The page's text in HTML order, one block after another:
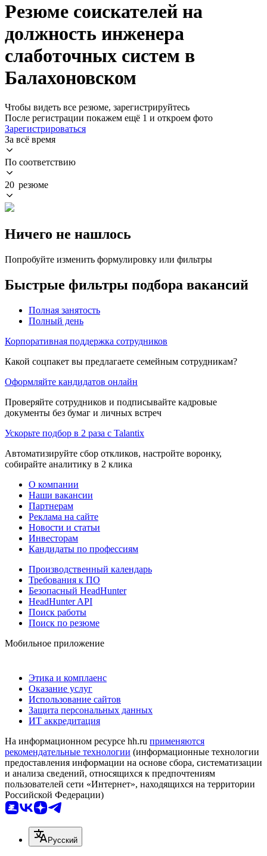
Резюме соискателей на
должность инженера
слаботочных систем в
Балахоновском
Чтобы видеть все резюме, зарегистрируйтесь
После регистрации покажем ещё 1 и откроем фото
Зарегистрироваться
За всё время
По соответствию
20 резюме
Ничего не нашлось
Попробуйте изменить формулировку или фильтры
Быстрые фильтры подбора вакансий
Полная занятость
Полный день
Корпоративная поддержка сотрудников
Какой соцпакет вы предлагаете семейным сотрудникам?
Оформляйте кандидатов онлайн
Проверяйте сотрудников и подписывайте кадровые
документы без бумаг и личных встреч
Ускорьте подбор в 2 раза с Talantix
Автоматизируйте сбор откликов, настройте воронку,
собирайте аналитику в 2 клика
О компании
Наши вакансии
Партнерам
Реклама на сайте
Новости и статьи
Инвесторам
Кандидаты по профессиям
Производственный календарь
Требования к ПО
Безопасный HeadHunter
HeadHunter API
Поиск работы
Поиск по резюме
Мобильное приложение
Этика и комплаенс
Оказание услуг
Использование сайтов
Защита персональных данных
ИТ аккредитация
На информационном ресурсе hh.ru применяются
рекомендательные технологии (информационные технологии
предоставления информации на основе сбора, систематизации
и анализа сведений, относящихся к предпочтениям
пользователей сети «Интернет», находящихся на территории
Российской Федерации)
Русский